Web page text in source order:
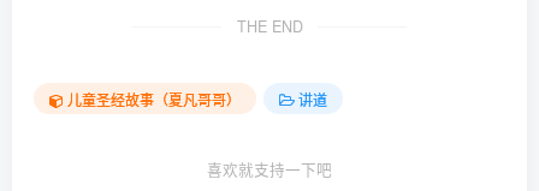
THE END
儿童圣经故事（夏凡哥哥） 讲道
喜欢就支持一下吧